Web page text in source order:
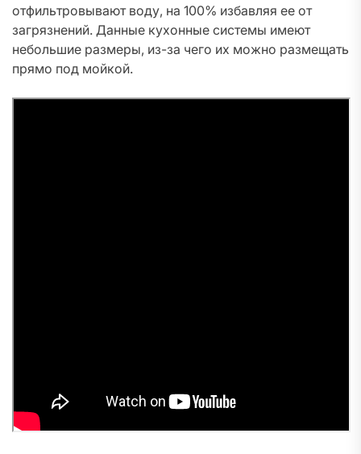
отфильтровывают воду, на 100% избавляя ее от
загрязнений. Данные кухонные системы имеют
небольшие размеры, из-за чего их можно размещать
прямо под мойкой.